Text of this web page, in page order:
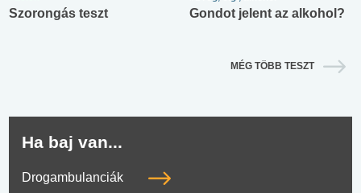
Szorongás teszt Gondot jelent az alkohol?
MÉG TÖBB TESZT
Ha baj van...
Drogambulanciák